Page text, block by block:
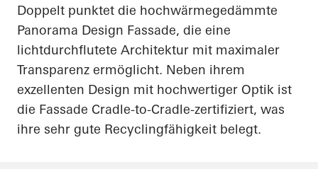
Doppelt punktet die hochwärmegedämmte
Panorama Design Fassade, die eine
lichtdurchflutete Architektur mit maximaler
Transparenz ermöglicht. Neben ihrem
exzellenten Design mit hochwertiger Optik ist
die Fassade Cradle-to-Cradle-zertifiziert, was
ihre sehr gute Recyclingfähigkeit belegt.